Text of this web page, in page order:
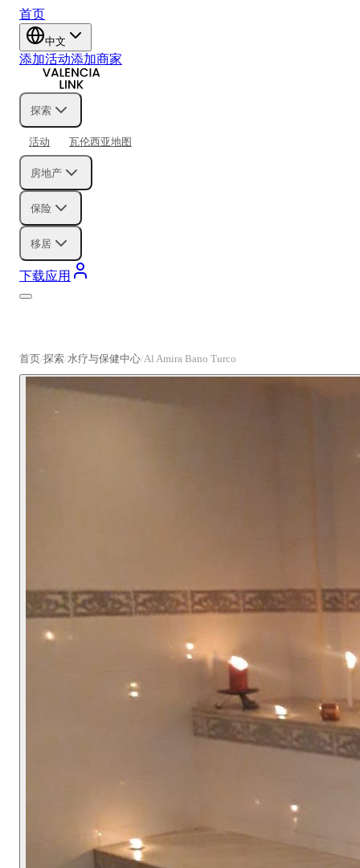
首页
中文
添加活动添加商家
探索
活动 瓦伦西亚地图
房地产
保险
移居
下载应用
首页 探索 水疗与保健中心 Al Amira Bano Turco